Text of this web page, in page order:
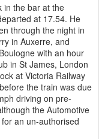
in the bar at the
at 17.54. He
through the night in
in Auxerre, and
with an hour
in St James, London
at Victoria Railway
the train was due
driving on pre-
the Automotive
an un-authorised